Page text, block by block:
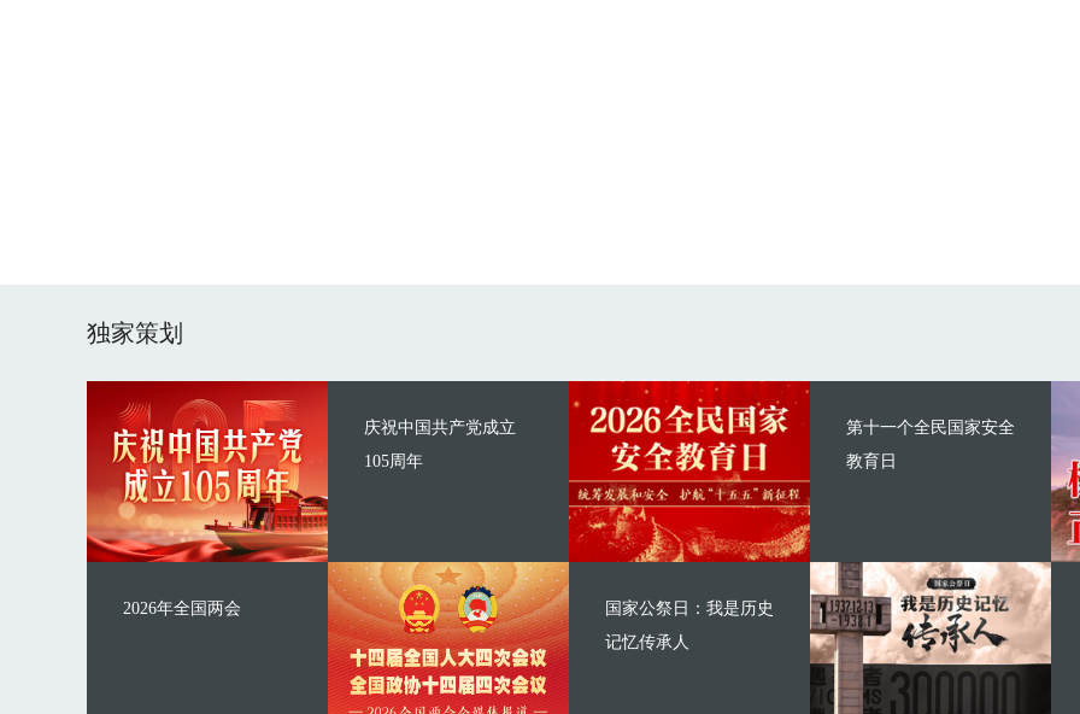
独家策划
庆祝中国共产党成立
105周年
2026年全国两会
第十一个全民国家安全
教育日
国家公祭日：我是历史
记忆传承人